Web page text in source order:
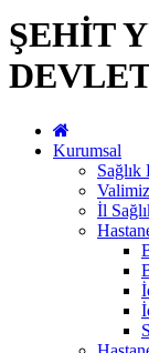
ŞEHİT
Kurumsal
Sağlık
İl